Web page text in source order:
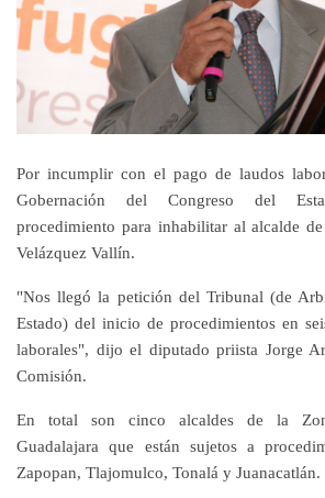
Por incumplir con el pago de laudos
Gobernación del Congreso del
procedimiento para inhabilitar al alcalde
Velázquez Vallín.
"Nos llegó la petición del Tribunal (de
Estado) del inicio de procedimientos en
laborales", dijo el diputado priista Jorge
Comisión.
En total son cinco alcaldes de la
Guadalajara que están sujetos a
Zapopan, Tlajomulco, Tonalá y Juanacatlán.